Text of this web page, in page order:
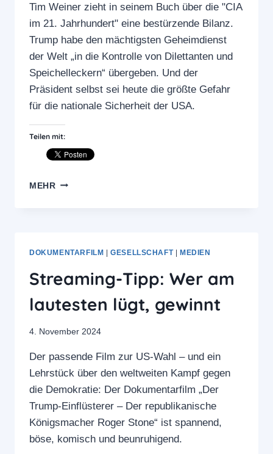
Tim Weiner zieht in seinem Buch über die "CIA
im 21. Jahrhundert" eine bestürzende Bilanz.
Trump habe den mächtigsten Geheimdienst
der Welt „in die Kontrolle von Dilettanten und
Speichelleckern“ übergeben. Und der
Präsident selbst sei heute die größte Gefahr
für die nationale Sicherheit der USA.
Teilen mit:
MEHR"DIE
DOKUMENTARFILM |GESELLSCHAFT|MEDIEN
Streaming-Tipp: Wer am
lautesten lügt, gewinnt
4. November 2024
Der passende Film zur US-Wahl – und ein
Lehrstück über den weltweiten Kampf gegen
die Demokratie: Der Dokumentarfilm „Der
Trump-Einflüsterer – Der republikanische
Königsmacher Roger Stone“ ist spannend,
böse, komisch und beunruhigend.